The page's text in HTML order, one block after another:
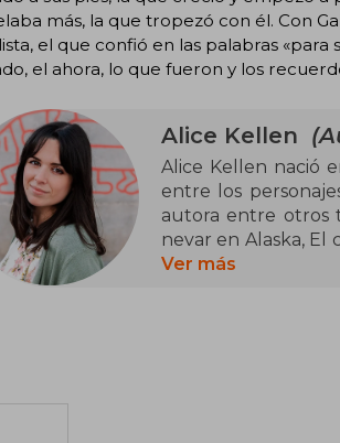
más, la que tropezó con él. Con
el que confió en las palabras
el ahora, lo que fueron y los
Alice Kellen
Alice Kellen nació
entre los
autora entre otros
nevar en Alaska, El
verte, 23 otoños
Ver más